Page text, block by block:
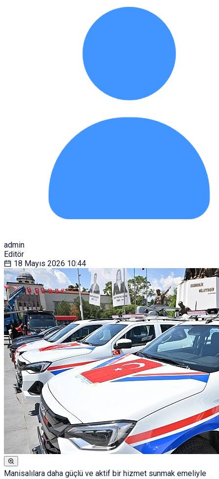
admin
Editör
18 Mayıs 2026 10:44
Manisalılara daha güçlü ve aktif bir hizmet sunmak emeliyle